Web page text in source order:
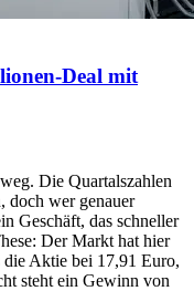
Deal mit
Die Quartalszahlen
doch wer genauer
Geschäft, das schneller
Der Markt hat hier
Aktie bei 17,91 Euro,
steht ein Gewinn von